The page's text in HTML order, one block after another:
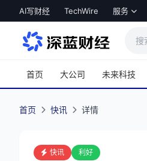
跳转到主内容
AI写财经 TechWire 服务
首页 大公司 未来科技
首页 快讯 详情
快讯 利好